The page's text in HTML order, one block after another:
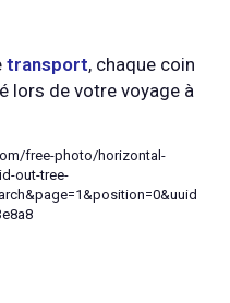
transport, chaque coin
lors de votre voyage à
free-photo/horizontal-
out-tree-